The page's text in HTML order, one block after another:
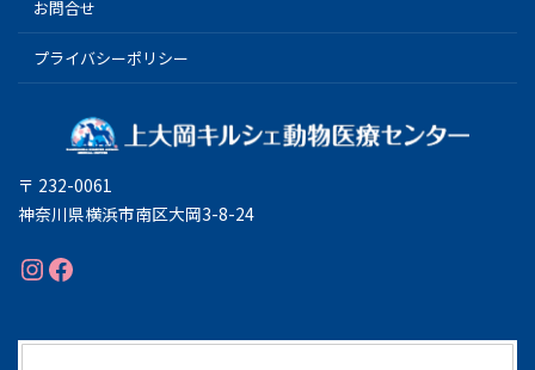
お問合せ
プライバシーポリシー
〒 232-0061
神奈川県横浜市南区大岡3-8-24
Instagram
Facebook